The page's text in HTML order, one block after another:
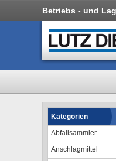
Betriebs - und
Kategorien
Abfallsammler
Anschlagmittel